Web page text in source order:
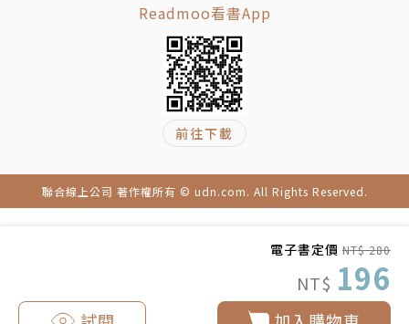
電子書定價 NT$ 280
NT$ 196
Readmoo看書App
前往下載
聯合線上公司 著作權所有 © udn.com. All Rights Reserved.